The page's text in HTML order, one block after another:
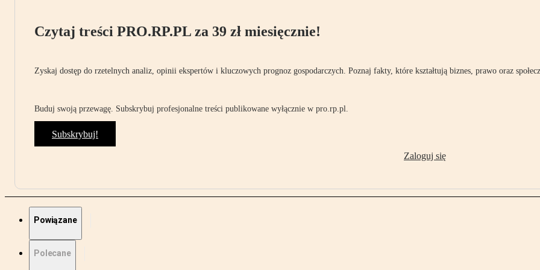
Czytaj treści PRO.RP.PL za 39 zł miesięcznie!
Zyskaj dostęp do rzetelnych analiz, opinii ekspertów i kluczowych prognoz gospodarczych. Poznaj fakty, które kształtują biznes, prawo oraz
Buduj swoją przewagę. Subskrybuj profesjonalne treści publikowane wyłącznie w pro.rp.pl.
Subskrybuj!
Zaloguj się
Powiązane
Polecane